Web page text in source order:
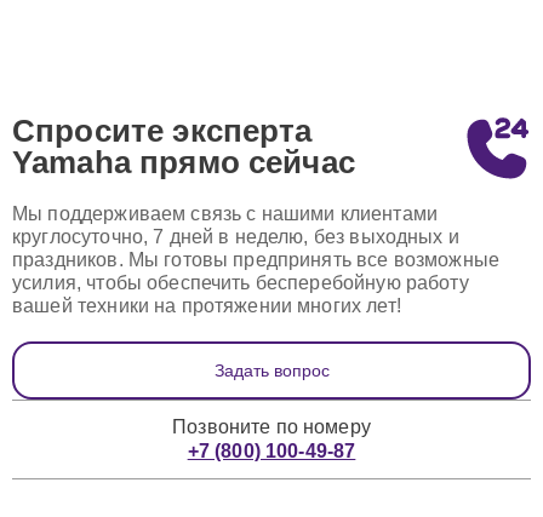
Спросите эксперта
Yamaha прямо сейчас
Мы поддерживаем связь с нашими клиентами
круглосуточно, 7 дней в неделю, без выходных и
праздников. Мы готовы предпринять все возможные
усилия, чтобы обеспечить бесперебойную работу
вашей техники на протяжении многих лет!
Задать вопрос
Позвоните по номеру
+7 (800) 100-49-87